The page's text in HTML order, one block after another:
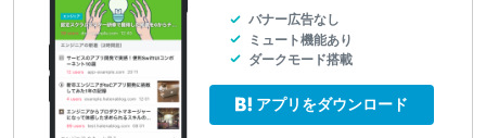
バナー広告なし
ミュート機能あり
ダークモード搭載
アプリをダウンロード